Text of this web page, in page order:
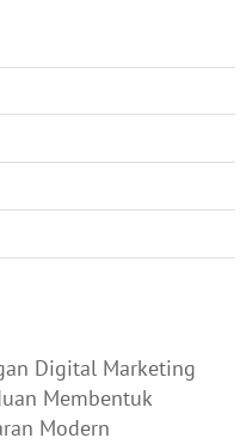
Digital Marketing
Membentuk
Modern